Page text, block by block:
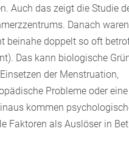
Auch das zeigt die Studie
Danach
beinahe doppelt so oft
Das kann biologische
der Menstruation,
Probleme oder
kommen
Faktoren als Auslöser in